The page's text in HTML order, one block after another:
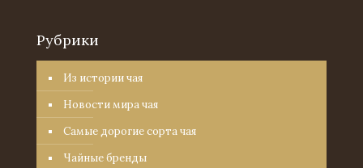
Рубрики
Из истории чая
Новости мира чая
Самые дорогие сорта чая
Чайные бренды